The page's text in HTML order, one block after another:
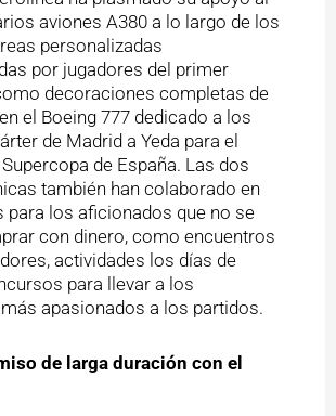
aviones A380 a lo largo de los
personalizadas
por jugadores del primer
decoraciones completas de
el Boeing 777 dedicado a los
de Madrid a Yeda para el
de España. Las dos
también han colaborado en
para los aficionados que no se
con dinero, como encuentros
actividades los días de
para llevar a los
apasionados a los partidos.
de larga duración con el